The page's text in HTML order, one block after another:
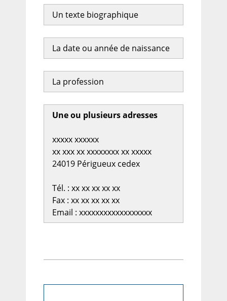
Un texte biographique
La date ou année de naissance
La profession
Une ou plusieurs adresses
xxxxx xxxxxx
xx xxx xx xxxxxxxx xx xxxxx
24019 Périgueux cedex
Tél. : xx xx xx xx xx
Fax : xx xx xx xx xx
Email : xxxxxxxxxxxxxxxxxx